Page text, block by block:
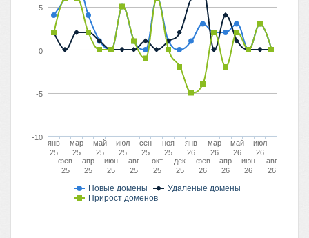
Новые домены
Удаленые домены
Прирост доменов
янв
25
фев
25
мар
25
апр
25
май
25
июн
25
июл
25
авг
25
сен
25
окт
25
ноя
25
дек
25
янв
26
фев
26
мар
26
апр
26
май
26
июн
26
июл
26
авг
26
-5
0
5
-10